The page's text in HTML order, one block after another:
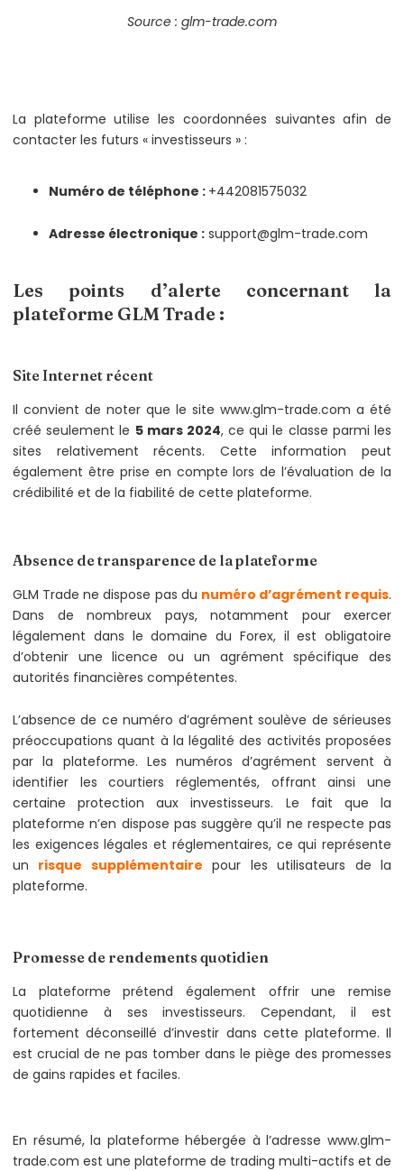
Source : glm-trade.com
La plateforme utilise les coordonnées suivantes afin de
contacter les futurs « investisseurs » :
Numéro de téléphone : +442081575032
Adresse électronique : support@glm-trade.com
Les points d’alerte concernant la
plateforme GLM Trade :
Site Internet récent
Il convient de noter que le site www.glm-trade.com a été
créé seulement le 5 mars 2024, ce qui le classe parmi les
sites relativement récents. Cette information peut
également être prise en compte lors de l’évaluation de la
crédibilité et de la fiabilité de cette plateforme.
Absence de transparence de la plateforme
GLM Trade ne dispose pas du numéro d’agrément requis.
Dans de nombreux pays, notamment pour exercer
légalement dans le domaine du Forex, il est obligatoire
d’obtenir une licence ou un agrément spécifique des
autorités financières compétentes.
L’absence de ce numéro d’agrément soulève de sérieuses
préoccupations quant à la légalité des activités proposées
par la plateforme. Les numéros d’agrément servent à
identifier les courtiers réglementés, offrant ainsi une
certaine protection aux investisseurs. Le fait que la
plateforme n’en dispose pas suggère qu’il ne respecte pas
les exigences légales et réglementaires, ce qui représente
un risque supplémentaire pour les utilisateurs de la
plateforme.
Promesse de rendements quotidien
La plateforme prétend également offrir une remise
quotidienne à ses investisseurs. Cependant, il est
fortement déconseillé d’investir dans cette plateforme. Il
est crucial de ne pas tomber dans le piège des promesses
de gains rapides et faciles.
En résumé, la plateforme hébergée à l’adresse www.glm-
trade.com est une plateforme de trading multi-actifs et de